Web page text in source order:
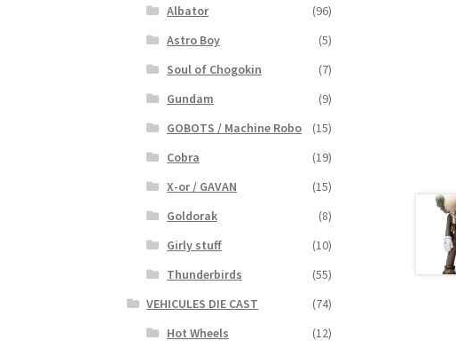
Albator
(96)
Astro Boy
(5)
Soul of Chogokin
(7)
Gundam
(9)
GOBOTS / Machine Robo
(15)
Cobra
(19)
X-or / GAVAN
(15)
Goldorak
(8)
Girly stuff
(10)
Thunderbirds
(55)
VEHICULES DIE CAST
(74)
Hot Wheels
(12)